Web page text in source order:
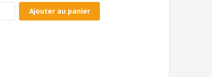
Ajouter au panier